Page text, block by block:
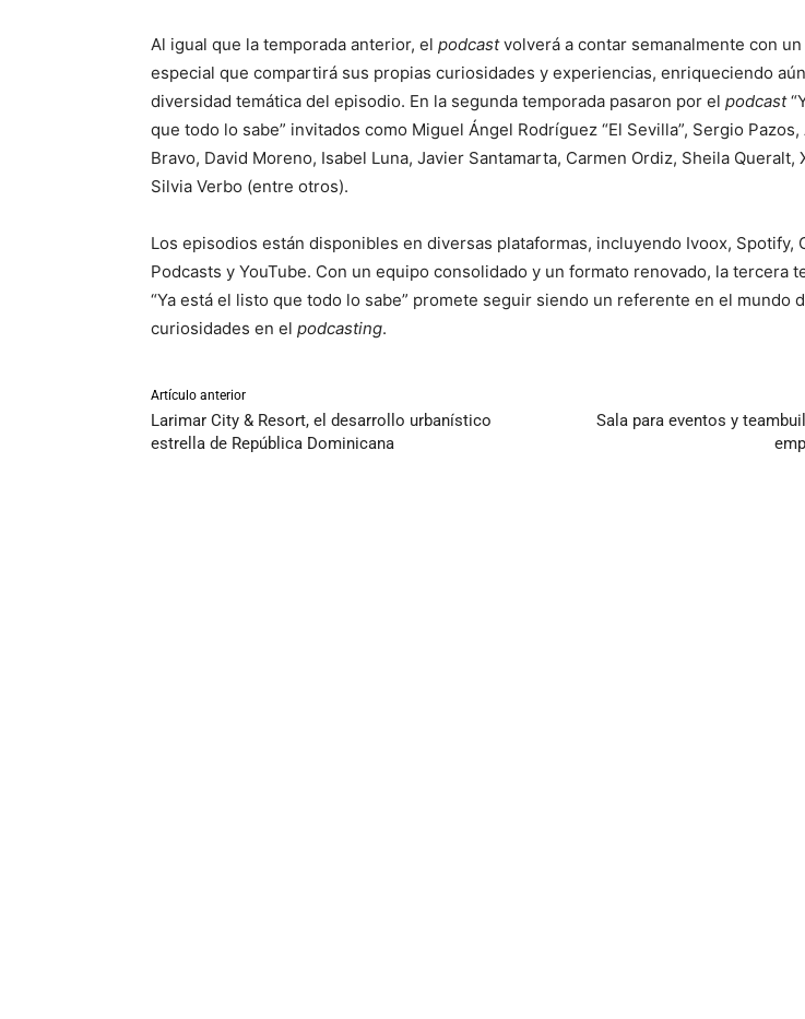
Al igual que la temporada anterior, el podcastvolverá a contar semanalmente con
especial que compartirá sus propias curiosidades y experiencias, enriqueciendo
diversidad temática del episodio. En la segunda temporada pasaron por el podcast
que todo lo sabe” invitados como Miguel Ángel Rodríguez “El Sevilla”, Sergio Pazos,
Bravo, David Moreno, Isabel Luna, Javier Santamarta, Carmen Ordiz, Sheila Queralt,
Silvia Verbo (entre otros).
Los episodios están disponibles en diversas plataformas, incluyendo Ivoox, Spotify,
Podcasts y YouTube. Con un equipo consolidado y un formato renovado, la tercera
“Ya está el listo que todo lo sabe” promete seguir siendo un referente en el mundo
curiosidades en el podcasting.
Artículo anterior
Larimar City & Resort, el desarrollo urbanístico
estrella de República Dominicana
Sala para eventos y